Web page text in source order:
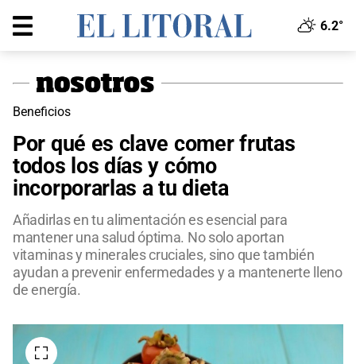
6.2°
Beneficios
Por qué es clave comer frutas
todos los días y cómo
incorporarlas a tu dieta
Añadirlas en tu alimentación es esencial para
mantener una salud óptima. No solo aportan
vitaminas y minerales cruciales, sino que también
ayudan a prevenir enfermedades y a mantenerte lleno
de energía.